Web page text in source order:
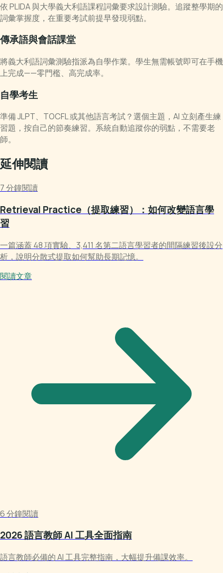
依 PLIDA 與大學義大利語課程詞彙要求設計測驗。追蹤整學期的
詞彙掌握度，在重要考試前提早發現弱點。
傳承語與會話課堂
將義大利語詞彙測驗指派為自學作業。學生無需帳號即可在手機
上完成——零門檻、高完成率。
自學考生
準備 JLPT、TOCFL 或其他語言考試？選個主題，AI 立刻產生練
習題，按自己的節奏練習。系統自動追蹤你的弱點，不需要老
師。
延伸閱讀
7 分鐘閱讀
Retrieval Practice（提取練習）：如何改變語言學
習
一篇涵蓋 48 項實驗、3,411 名第二語言學習者的間隔練習後設分
析，說明分散式提取如何幫助長期記憶。
閱讀文章
6 分鐘閱讀
2026 語言教師 AI 工具全面指南
語言教師必備的 AI 工具完整指南，大幅提升備課效率。